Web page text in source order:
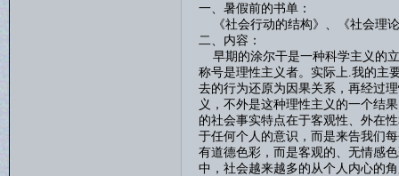
一、暑假前的书单：
《社会行动的结构》、《社会理
二、内容：
早期的涂尔干是一种科学主义的
称号是理性主义者。实际上 我的主
去的行为还原为因果关系，再经过
义，不外是这种理性主义的一个结
的社会事实特点在于客观性、外在
于任何个人的意识，而是来告我们
有道德色彩，而是客观的、无情感
中，社会越来越多的从个人内心的